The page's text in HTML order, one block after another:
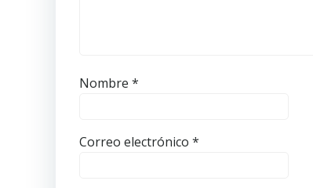
Nombre *
Correo electrónico *